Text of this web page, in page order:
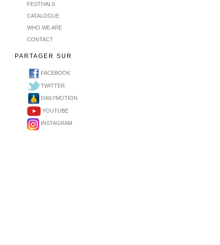
FESTIVALS
CATALOGUE
WHO WE ARE
CONTACT
PARTAGER SUR
FACEBOOK
TWITTER
DAILYMOTION
YOUTUBE
INSTAGRAM